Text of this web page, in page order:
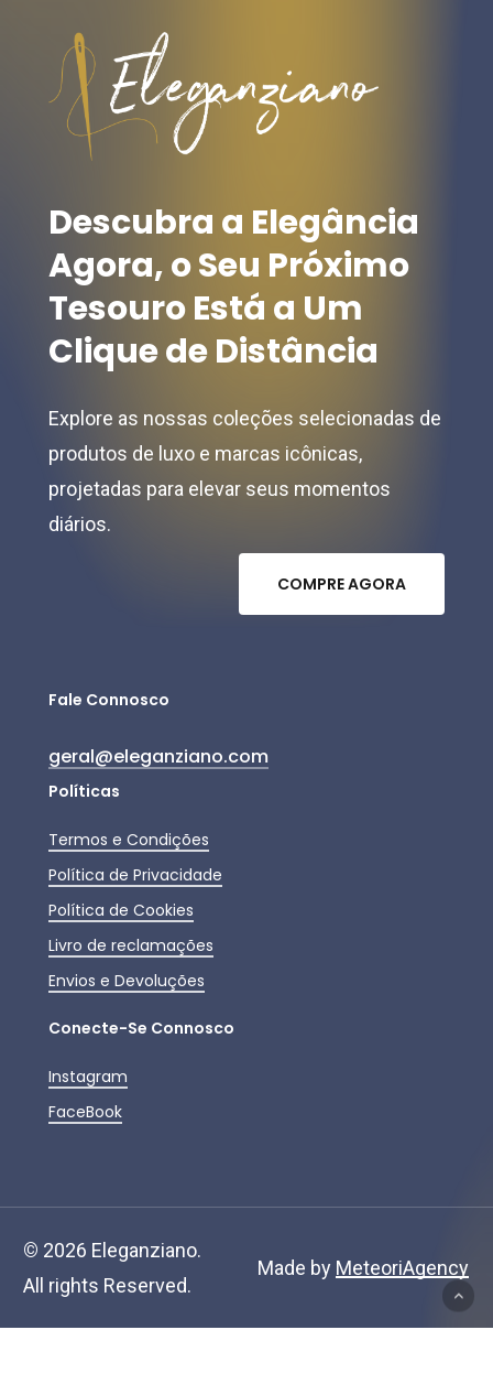
Nenhum produto no
carrinho.
Go To Shop
Ver Carrinho Finalizar Compras
may
be
chosen
on
product
page
Descubra a Elegância
Agora,oSeu Próximo
TesouroEstá a Um
CliquedeDistância
Explore as nossas coleções selecionadas de
produtos de luxo e marcas icônicas,
projetadas para elevar seus momentos
diários.
COMPREAGORA
Fale Connosco
geral@eleganziano.com
Políticas
Termos e Condições
Política de Privacidade
Política de Cookies
Livro de reclamações
Envios e Devoluções
Conecte-Se Connosco
Instagram
FaceBook
© 2026 Eleganziano.
All rights Reserved.
Made by MeteoriAgency